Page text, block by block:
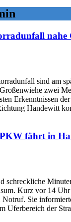
nahe
sind am
zwei
Erkenntnissen
Handewitt
fährt in
schreckliche
Kurz vor 14 Uhr
Notruf. Sie
Uferbereich der